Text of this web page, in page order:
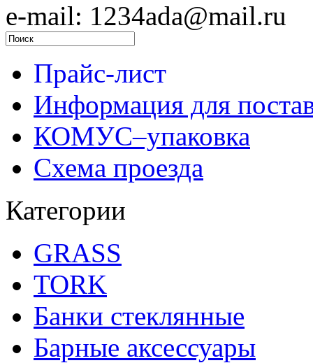
e-mail: 1234ada@mail.ru
Прайс-лист
Информация для
КОМУС–упаковка
Схема проезда
Категории
GRASS
TORK
Банки стеклянные
Барные аксессуары